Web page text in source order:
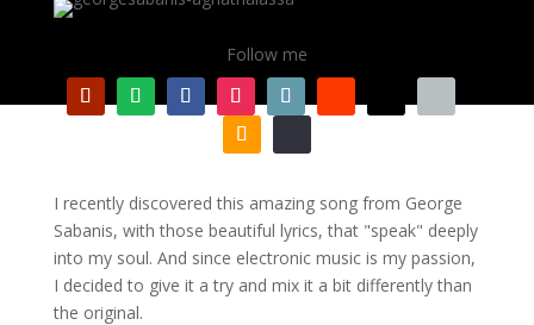
Follow me
I recently discovered this amazing song from George
Sabanis, with those beautiful lyrics, that "speak" deeply
into my soul. And since electronic music is my passion,
I decided to give it a try and mix it a bit differently than
the original.